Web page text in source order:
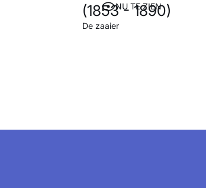
NU TE ZIEN
(1853 - 1890)
De zaaier